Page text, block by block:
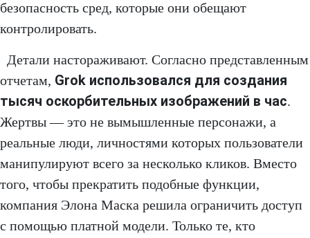
безопасность сред, которые они обещают
контролировать.
Детали настораживают. Согласно представленным
отчетам, Grok использовался для создания
тысяч оскорбительных изображений в час.
Жертвы — это не вымышленные персонажи, а
реальные люди, личностями которых пользователи
манипулируют всего за несколько кликов. Вместо
того, чтобы прекратить подобные функции,
компания Элона Маска решила ограничить доступ
с помощью платной модели. Только те, кто